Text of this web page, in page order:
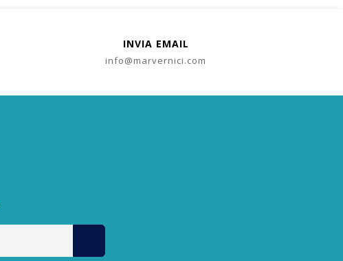
INVIA EMAIL
info@marvernici.com